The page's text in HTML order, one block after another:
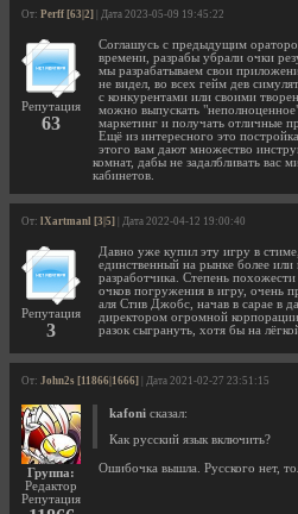
От: Perff [63|2] | Дата 2023-05-09 19:45:22
Репутация
63
Соглашусь с предыдущим
времени, разрабы убрали очки
мы разрабатываем свои
не видел, во всех гейм дев
с конкурентами или своими
можно выпускать
маркетинг и получать отличные
Ещё из интересного это
этого вам дают множество
комнат, дабы не задалбливать вас
кабинетов.
От: lXartmanl [3|5] | Дата 2022-04-12 19:00:40
Репутация
3
Давно уже купил эту игру в
единственный на рынке более
разработчика. Степень
очков погружения в игру, очень
аля Стив Джобс, начав в сарае в
директором огромной
разок сыгрануть, хотя бы на
От: John2s [11866|1666] | Дата 2021-02-27 23:51:15
Группа:
Редактор
Репутация
kafoni сказал:
Как русский язык включить?
Ошибочка вышла. Русского нет,